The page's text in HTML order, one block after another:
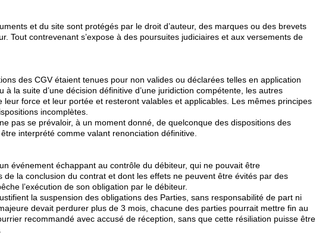
et du site sont protégés par le droit d’auteur, des marques ou des brevets
Tout contrevenant s’expose à des poursuites judiciaires et aux versements de
des CGV étaient tenues pour non valides ou déclarées telles en application
à la suite d’une décision définitive d’une juridiction compétente, les autres
leur force et leur portée et resteront valables et applicables. Les mêmes principes
incomplètes.
pas se prévaloir, à un moment donné, de quelconque des dispositions des
interprété comme valant renonciation définitive.
événement échappant au contrôle du débiteur, qui ne pouvait être
de la conclusion du contrat et dont les effets ne peuvent être évités par des
l’exécution de son obligation par le débiteur.
la suspension des obligations des Parties, sans responsabilité de part ni
devait perdurer plus de 3 mois, chacune des parties pourrait mettre fin au
recommandé avec accusé de réception, sans que cette résiliation puisse être